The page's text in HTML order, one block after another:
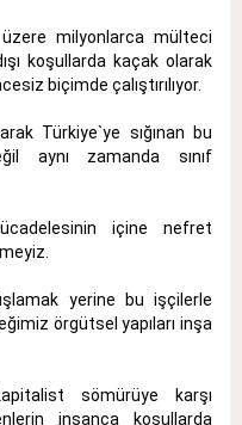
milyonlarca mülteci
koşullarda kaçak olarak
biçimde çalıştırılıyor.
Türkiye`ye sığınan bu
aynı zamanda sınıf
içine nefret
yerine bu işçilerle
örgütsel yapıları inşa
sömürüye karşı
insanca koşullarda